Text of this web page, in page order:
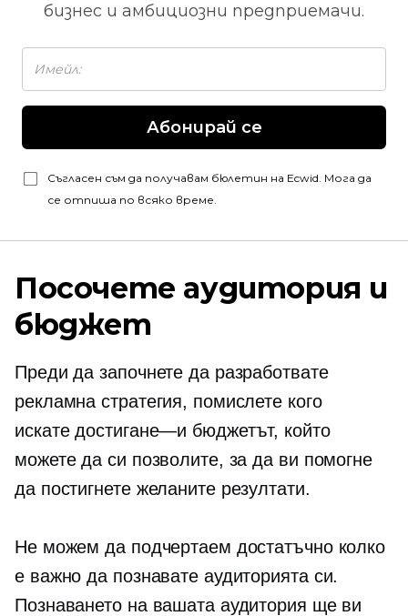
бизнес и амбициозни предприемачи.
Абонирай се
Съгласен съм да получавам бюлетин на Ecwid. Мога да
се отпиша по всяко време.
Посочете аудитория и
бюджет
Преди да започнете да разработвате
рекламна стратегия, помислете кого
искатедостигане—и бюджетът, който
можете да си позволите, за да ви помогне
да постигнете желаните резултати.
Не можем да подчертаем достатъчно колко
е важно да познавате аудиторията си.
Познаването на вашата аудитория ще ви